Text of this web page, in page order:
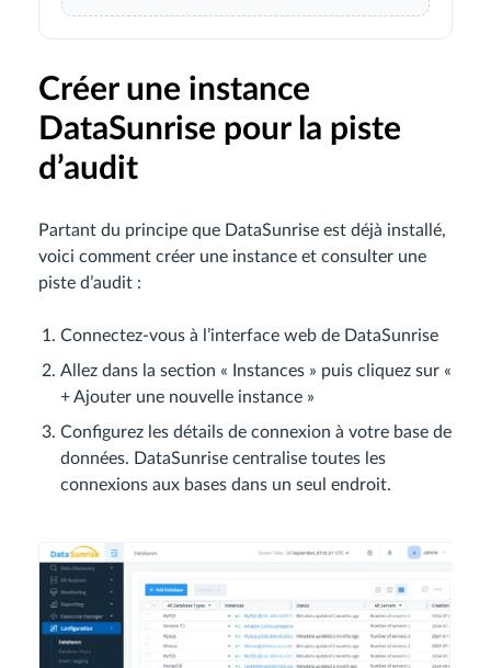
Créer une instance
DataSunrise pour la piste
d’audit
Partant du principe que DataSunrise est déjà installé,
voici comment créer une instance et consulter une
piste d’audit :
Connectez-vous à l’interface web de DataSunrise
Allez dans la section « Instances » puis cliquez sur «
+ Ajouter une nouvelle instance »
Configurez les détails de connexion à votre base de
données. DataSunrise centralise toutes les
connexions aux bases dans un seul endroit.